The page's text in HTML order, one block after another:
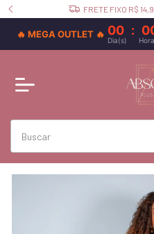
FRETE FIXO R$
🔥 MEGA OUTLET 🔥 00 :
Dia(s)